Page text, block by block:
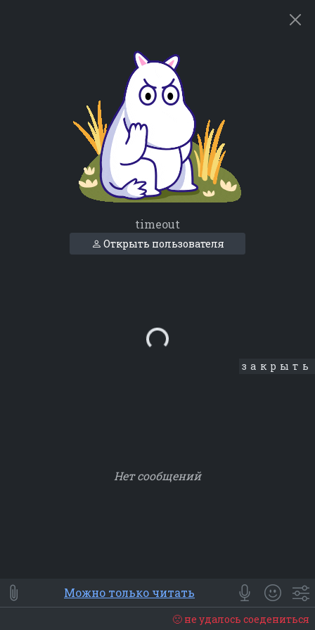
timeout
Открыть пользователя
Loading... закрыть
Нет сообщений
⭐ Мои Smile
😀 Emoji
Смайлики
Люди Животные Еда Объекты
Можно только читать
🙁 не удалось соедениться